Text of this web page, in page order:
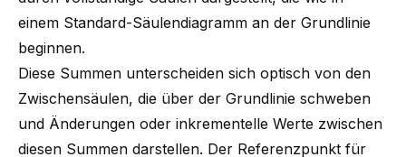
einem Standard-Säulendiagramm an der Grundlinie
beginnen.
Diese Summen unterscheiden sich optisch von den
Zwischensäulen, die über der Grundlinie schweben
und Änderungen oder inkrementelle Werte zwischen
diesen Summen darstellen. Der Referenzpunkt für